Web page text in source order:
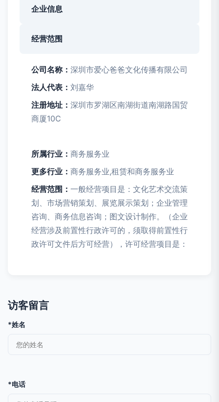
企业信息
经营范围
公司名称： 深圳市爱心爸爸文化传播有限公司
法人代表： 刘嘉华
注册地址： 深圳市罗湖区南湖街道南湖路国贸
商厦10C
所属行业： 商务服务业
更多行业： 商务服务业,租赁和商务服务业
经营范围： 一般经营项目是：文化艺术交流策
划、市场营销策划、展览展示策划；企业管理
咨询、商务信息咨询；图文设计制作。（企业
经营涉及前置性行政许可的，须取得前置性行
政许可文件后方可经营），许可经营项目是：
访客留言
*姓名
*电话